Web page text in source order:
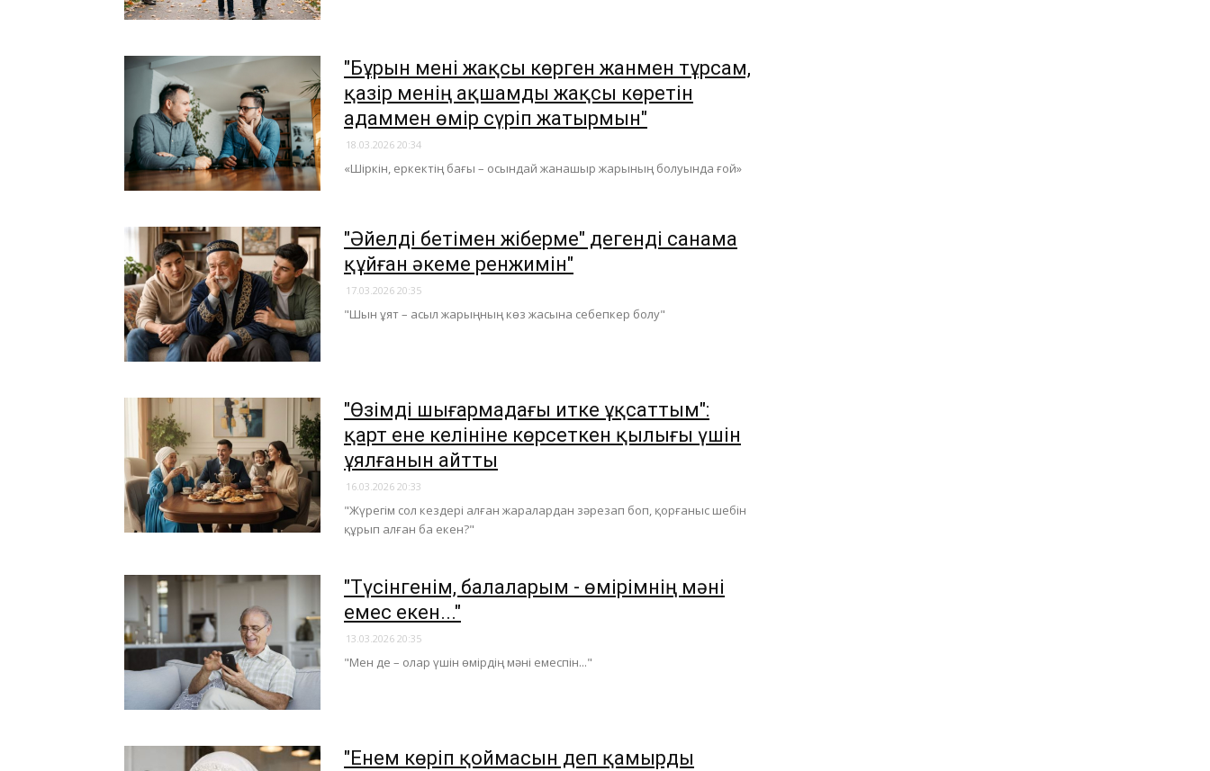
"​Бұрын мені жақсы көрген жанмен тұрсам,
қазір менің ақшамды жақсы көретін
адаммен өмір сүріп жатырмын"
18.03.2026 20:34
«Шіркін, еркектің бағы – осындай жанашыр жарының болуында ғой»
"Әйелді бетімен жіберме" дегенді санама
құйған әкеме ренжимін"
17.03.2026 20:35
"Шын ұят – асыл жарыңның көз жасына себепкер болу"
"Өзімді шығармадағы итке ұқсаттым":
қарт ене келініне көрсеткен қылығы үшін
ұялғанын айтты
16.03.2026 20:33
"Жүрегім сол кездері алған жаралардан зәрезап боп, қорғаныс шебін
құрып алған ба екен?"
"Түсінгенім, балаларым - өмірімнің мәні
емес екен..."
13.03.2026 20:35
"Мен де – олар үшін өмірдің мәні емеспін..."
"Енем көріп қоймасын деп қамырды